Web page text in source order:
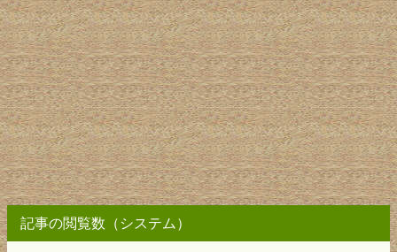
記事の閲覧数（システム）